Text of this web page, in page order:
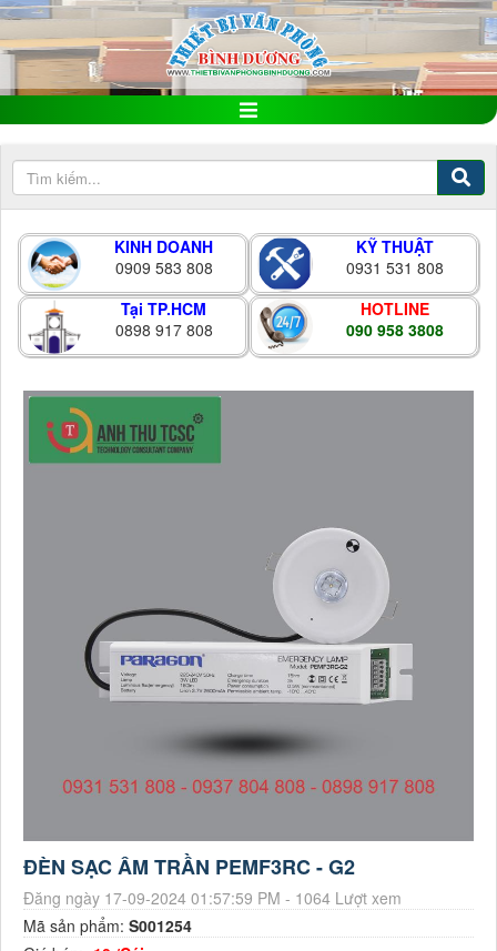
KINH DOANH
0909 583 808
KỸ THUẬT
0931 531 808
Tại TP.HCM
0898 917 808
HOTLINE
090 958 3808
ĐÈN SẠC ÂM TRẦN PEMF3RC - G2
Đăng ngày 17-09-2024 01:57:59 PM - 1064 Lượt xem
Mã sản phẩm: S001254